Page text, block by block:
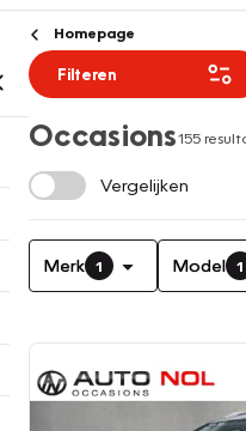
Homepage
Filteren
Occasions155
Vergelijken
Merk 1 Model 1